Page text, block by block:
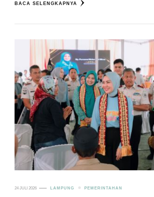
BACA SELENGKAPNYA
24 JULI 2026 LAMPUNG PEMERINTAHAN